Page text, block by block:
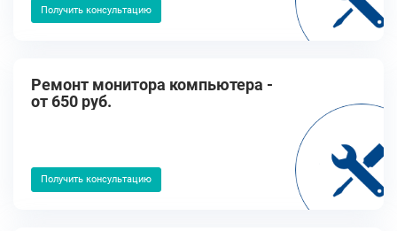
Получить консультацию
Ремонт монитора компьютера -
от 650 руб.
Получить консультацию